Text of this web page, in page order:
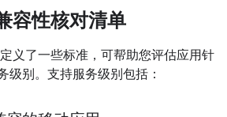
容性核对清单
义了一些标准，可帮助您评估应用针
级别。支持服务级别包括：